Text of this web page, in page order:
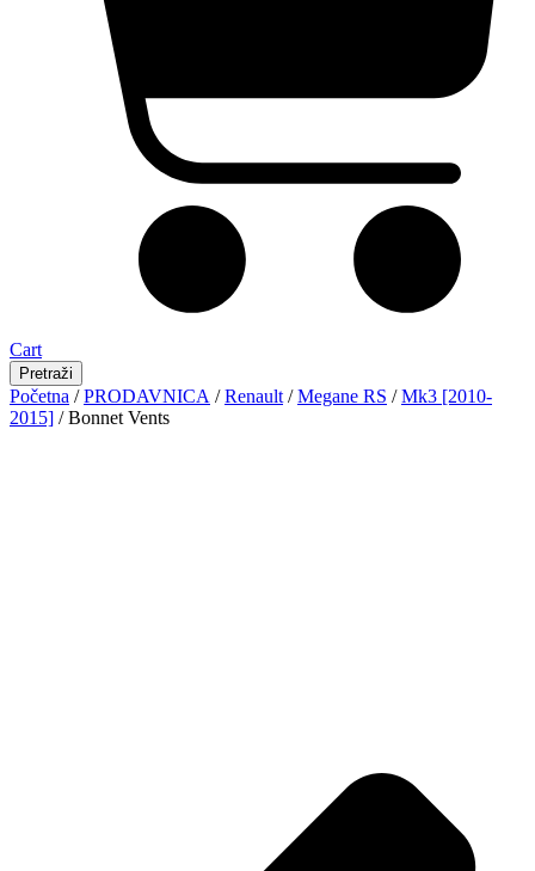
Cart
Pretraži
Početna /PRODAVNICA /Renault /Megane RS /Mk3 [2010-
2015] / Bonnet Vents